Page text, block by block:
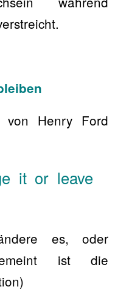
von Henry Ford
it or leave
es, oder
ist die